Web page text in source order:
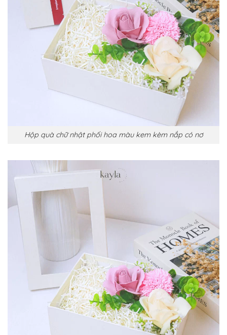
Hộp quà chữ nhật phối hoa màu kem kèm nắp có nơ